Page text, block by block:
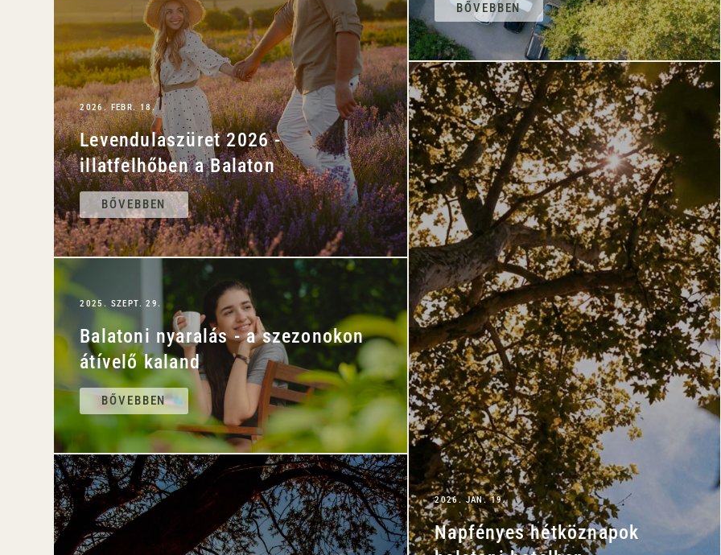
BŐVEBBEN
2026. FEBR. 18.
Levendulaszüret 2026 -
illatfelhőben a Balaton
BŐVEBBEN
2026. JAN. 19.
Napfényes hétköznapok
2025. SZEPT. 29.
Balatoni nyaralás - a szezonokon
átívelő kaland
BŐVEBBEN